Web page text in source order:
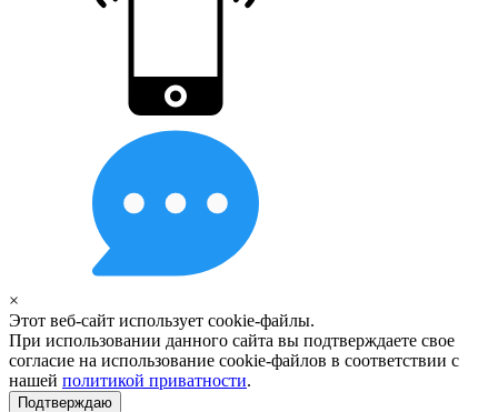
×
Этот веб-сайт использует cookie-файлы.
При использовании данного сайта вы подтверждаете свое
согласие на использование cookie-файлов в соответствии с
нашей политикой приватности.
Подтверждаю